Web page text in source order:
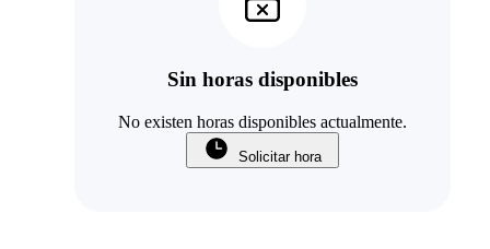
Sin horas disponibles
No existen horas disponibles actualmente.
Solicitar hora